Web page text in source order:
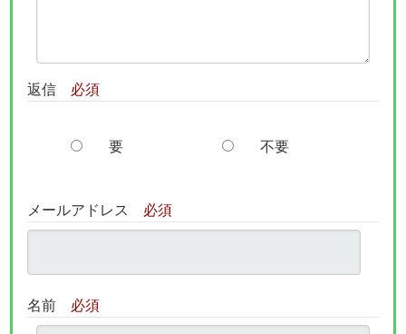
返信 必須
要 不要
メールアドレス 必須
名前 必須